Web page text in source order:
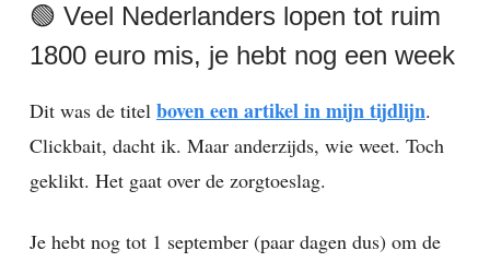
🟢 Veel Nederlanders lopen tot ruim
1800 euro mis, je hebt nog een week
Dit was de titel boven een artikel in mijn tijdlijn.
Clickbait, dacht ik. Maar anderzijds, wie weet. Toch
geklikt. Het gaat over de zorgtoeslag.
Je hebt nog tot 1 september (paar dagen dus) om de